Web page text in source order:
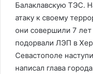
Балаклавскую ТЭС.
атаку к своему
они совершили 7 лет
подорвали ЛЭП в
Севастополе
написал глава